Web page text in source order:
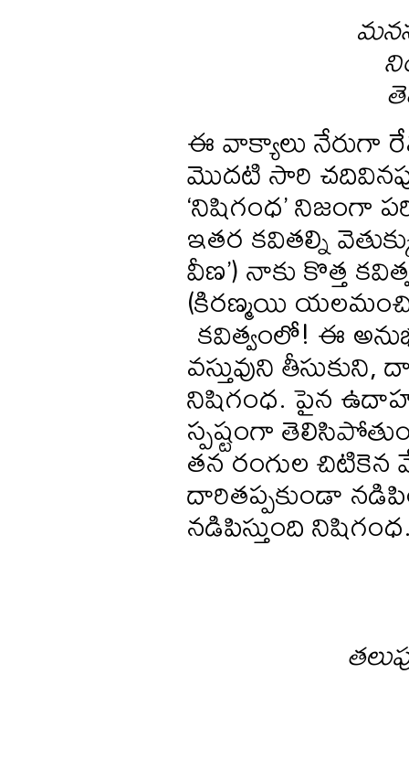
ఈ వాక్యాలు
మొదటి సారి
‘నిషిగంధ’
ఇతర కవితల్ని
వీణ’) నాకు కొత్త
(కిరణ్మయి
కవిత్వంలో! ఈ
వస్తువుని
నిషిగంధ. పైన
స్పష్టంగా
తన రంగుల
దారితప్పకుండా
నడిపిస్తుంది